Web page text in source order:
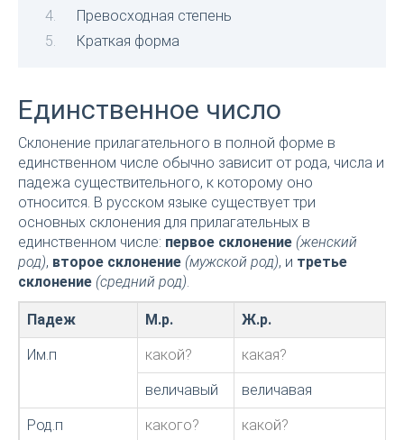
Превосходная степень
Краткая форма
Единственное число
Склонение прилагательного в полной форме в
единственном числе обычно зависит от рода, числа и
падежа существительного, к которому оно
относится. В русском языке существует три
основных склонения для прилагательных в
единственном числе: первое склонение (женский
род), второе склонение (мужской род), и третье
склонение (средний род).
Падеж М.р. Ж.р.
Им.п какой? какая?
величавый величавая
Род.п какого? какой?